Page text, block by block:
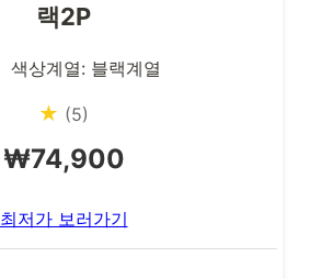
랙2P
색상계열: 블랙계열
★ (5)
₩74,900
최저가 보러가기